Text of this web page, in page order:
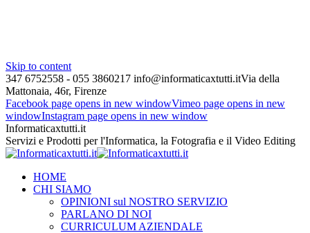
Skip to content
347 6752558 - 055 3860217 info@informaticaxtutti.itVia della
Mattonaia, 46r, Firenze
Facebook page opens in new windowVimeo page opens in new
windowInstagram page opens in new window
Informaticaxtutti.it
Servizi e Prodotti per l'Informatica, la Fotografia e il Video Editing
HOME
CHI SIAMO
OPINIONI sul NOSTRO SERVIZIO
PARLANO DI NOI
CURRICULUM AZIENDALE